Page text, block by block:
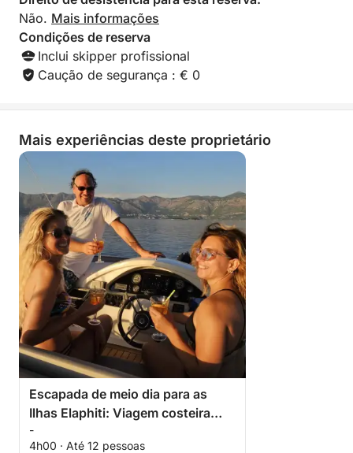
Não. Mais informações
Condições de reserva
Inclui skipper profissional
Caução de segurança : € 0
Mais experiências deste proprietário
Escapada de meio dia para as
Ilhas Elaphiti: Viagem costeira
privada
-
4h00 · Até 12 pessoas